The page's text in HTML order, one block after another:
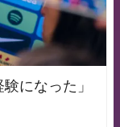
になった」